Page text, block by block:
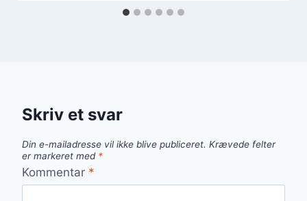
Skriv et svar
Din e-mailadresse vil ikke blive publiceret. Krævede felter
er markeret med *
Kommentar *